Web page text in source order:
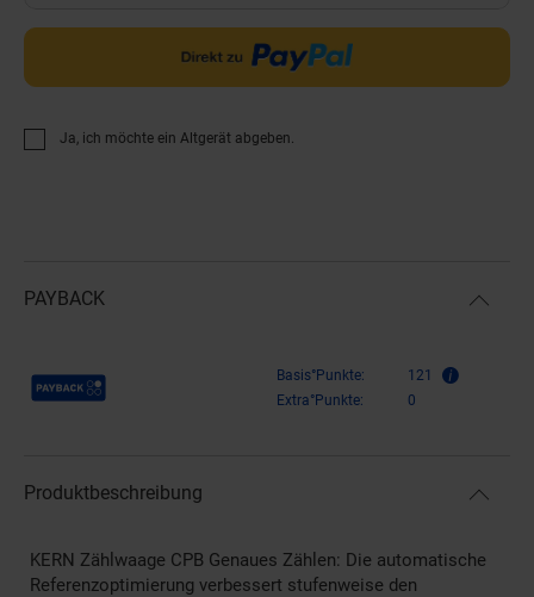
Ja, ich möchte ein Altgerät abgeben.
PAYBACK
Payback Punkte Basis°Punkte:
121
Extra°Punkte:
0
Produktbeschreibung
KERN Zählwaage CPB Genaues Zählen: Die automatische
Referenzoptimierung verbessert stufenweise den